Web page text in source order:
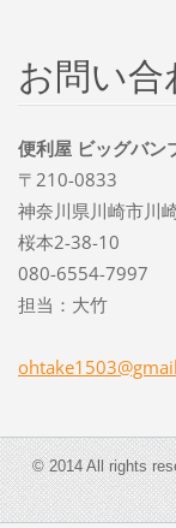
お問い
便利屋 ビッグバン
〒210-0833
神奈川県川崎市川
桜本2-38-10
080-6554-7997
担当：大竹
ohtake1503@gmail
© 2014 All rights